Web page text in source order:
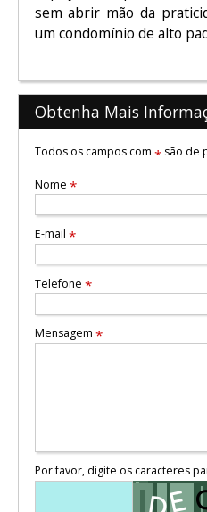
sem abrir mão da
um condomínio de alto
Obtenha Mais
Todos os campos com *são de
Nome *
E-mail *
Telefone *
Mensagem *
Por favor, digite os caracteres